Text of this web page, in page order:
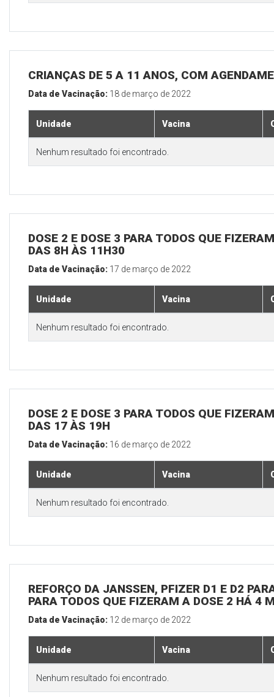
CRIANÇAS DE 5 A 11 ANOS, COM
Data de Vacinação: 18 de março de 2022
Unidade Vacina
Nenhum resultado foi encontrado.
DOSE 2 E DOSE 3 PARA TODOS QUE
DAS 8H ÀS 11H30
Data de Vacinação: 17 de março de 2022
Unidade Vacina
Nenhum resultado foi encontrado.
DOSE 2 E DOSE 3 PARA TODOS QUE
DAS 17 ÀS 19H
Data de Vacinação: 16 de março de 2022
Unidade Vacina
Nenhum resultado foi encontrado.
REFORÇO DA JANSSEN, PFIZER D1 E D2
PARA TODOS QUE FIZERAM A DOSE 2 HÁ 4
Data de Vacinação: 12 de março de 2022
Unidade Vacina
Nenhum resultado foi encontrado.